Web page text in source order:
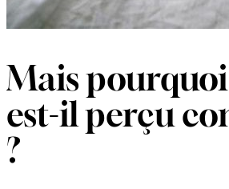
Mais
est-il perçu
?